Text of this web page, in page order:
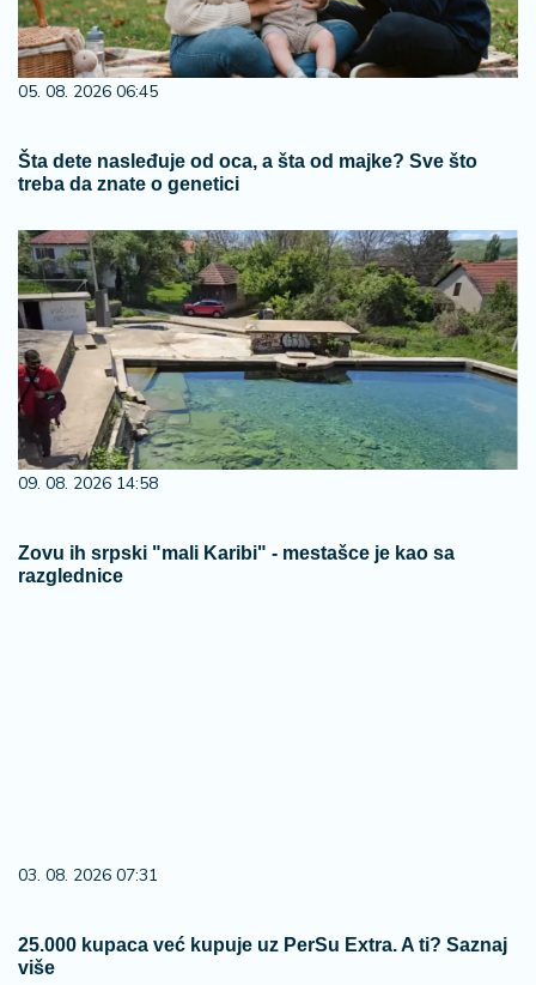
05. 08. 2026 06:45
Šta dete nasleđuje od oca, a šta od majke? Sve što
treba da znate o genetici
09. 08. 2026 14:58
Zovu ih srpski "mali Karibi" - mestašce je kao sa
razglednice
03. 08. 2026 07:31
25.000 kupaca već kupuje uz PerSu Extra. A ti? Saznaj
više